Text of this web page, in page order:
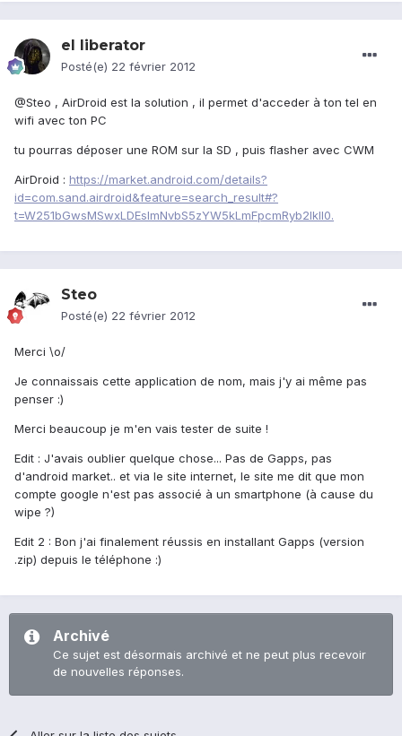
el liberator
Posté(e) 22 février 2012
@Steo , AirDroid est la solution , il permet d'acceder à ton tel en
wifi avec ton PC
tu pourras déposer une ROM sur la SD , puis flasher avec CWM
AirDroid : https://market.android.com/details?
id=com.sand.airdroid&feature=search_result#?
t=W251bGwsMSwxLDEsImNvbS5zYW5kLmFpcmRyb2lkIl0.
Steo
Posté(e) 22 février 2012
Merci \o/
Je connaissais cette application de nom, mais j'y ai même pas
penser :)
Merci beaucoup je m'en vais tester de suite !
Edit : J'avais oublier quelque chose... Pas de Gapps, pas
d'android market.. et via le site internet, le site me dit que mon
compte google n'est pas associé à un smartphone (à cause du
wipe ?)
Edit 2 : Bon j'ai finalement réussis en installant Gapps (version
.zip) depuis le téléphone :)
Archivé
Ce sujet est désormais archivé et ne peut plus recevoir
de nouvelles réponses.